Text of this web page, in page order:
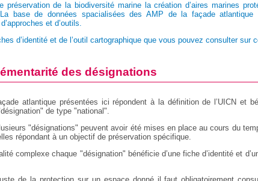
de la biodiversité marine la création d’aires marines
base de données spacialisées des AMP de la façade atlantique
et d’outils.
d’identité et de l’outil cartographique que vous pouvez consulter sur
des désignations
atlantique présentées ici répondent à la définition de l’UICN et
de type "national".
"désignations" peuvent avoir été mises en place au cours du
répondant à un objectif de préservation spécifique.
complexe chaque "désignation" bénéficie d’une fiche d’identité et